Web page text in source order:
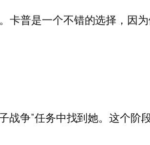
卡普是一个不错的选择，因
战争”任务中找到她。这个阶